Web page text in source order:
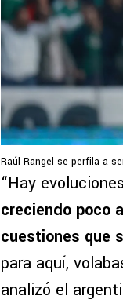
Raúl Rangel se perfila a
“Hay
creciendo poco
cuestiones que
para aquí,
analizó el